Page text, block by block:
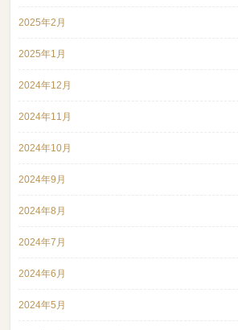
2025年2月
2025年1月
2024年12月
2024年11月
2024年10月
2024年9月
2024年8月
2024年7月
2024年6月
2024年5月